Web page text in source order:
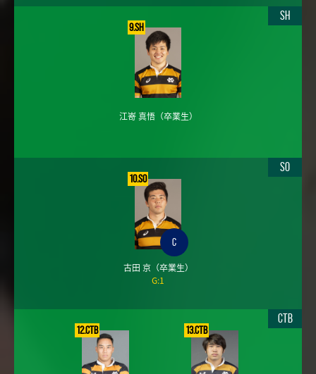
9.SH
江嵜 真悟（卒業生）
SH
10.SO
C
古田 京（卒業生）
G:1
SO
12.CTB 13.CTB
CTB